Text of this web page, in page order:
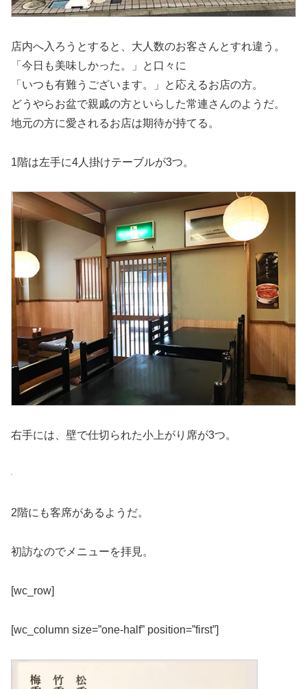
店内へ入ろうとすると、大人数のお客さんとすれ違う。
「今日も美味しかった。」と口々に
「いつも有難うございます。」と応えるお店の方。
どうやらお盆で親戚の方といらした常連さんのようだ。
地元の方に愛されるお店は期待が持てる。
1階は左手に4人掛けテーブルが3つ。
右手には、壁で仕切られた小上がり席が3つ。
2階にも客席があるようだ。
初訪なのでメニューを拝見。
[wc_row]
[wc_column size=”one-half” position=”first”]